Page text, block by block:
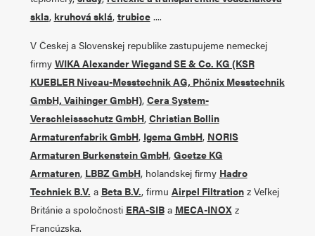
skla, kruhová sklá, trubice ....
V Českej a Slovenskej republike zastupujeme nemeckej
firmy WIKA Alexander Wiegand SE & Co. KG (KSR
KUEBLER Niveau-Messtechnik AG, Phönix Messtechnik
GmbH, Vaihinger GmbH), Cera System-
Verschleissschutz GmbH, Christian Bollin
Armaturenfabrik GmbH, Igema GmbH, NORIS
Armaturen Burkenstein GmbH, Goetze KG
Armaturen, LBBZ GmbH, holandskej firmy Hadro
Techniek B.V. a Beta B.V., firmu Airpel Filtration z Veľkej
Británie a spoločnosti ERA-SIB a MECA-INOX z
Francúzska.